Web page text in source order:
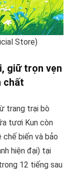
Store)
giữ trọn vẹn
chất
trang trại bò
tươi Kun còn
biến và bảo
hiện đại) tại
12 tiếng sau